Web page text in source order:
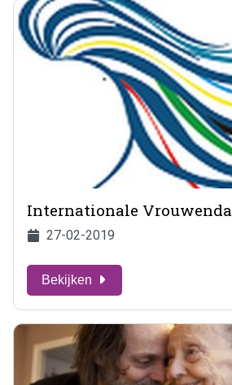
Internationale
27-02-2019
Bekijken